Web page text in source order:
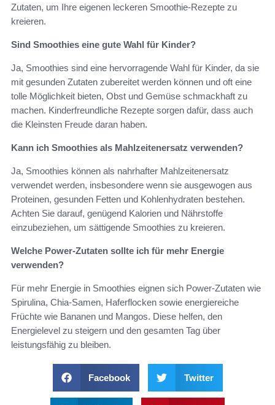
Zutaten, um Ihre eigenen leckeren Smoothie-Rezepte zu
kreieren.
Sind Smoothies eine gute Wahl für Kinder?
Ja, Smoothies sind eine hervorragende Wahl für Kinder, da sie
mit gesunden Zutaten zubereitet werden können und oft eine
tolle Möglichkeit bieten, Obst und Gemüse schmackhaft zu
machen. Kinderfreundliche Rezepte sorgen dafür, dass auch
die Kleinsten Freude daran haben.
Kann ich Smoothies als Mahlzeitenersatz verwenden?
Ja, Smoothies können als nahrhafter Mahlzeitenersatz
verwendet werden, insbesondere wenn sie ausgewogen aus
Proteinen, gesunden Fetten und Kohlenhydraten bestehen.
Achten Sie darauf, genügend Kalorien und Nährstoffe
einzubeziehen, um sättigende Smoothies zu kreieren.
Welche Power-Zutaten sollte ich für mehr Energie
verwenden?
Für mehr Energie in Smoothies eignen sich Power-Zutaten wie
Spirulina, Chia-Samen, Haferflocken sowie energiereiche
Früchte wie Bananen und Mangos. Diese helfen, den
Energielevel zu steigern und den gesamten Tag über
leistungsfähig zu bleiben.
Facebook Twitter